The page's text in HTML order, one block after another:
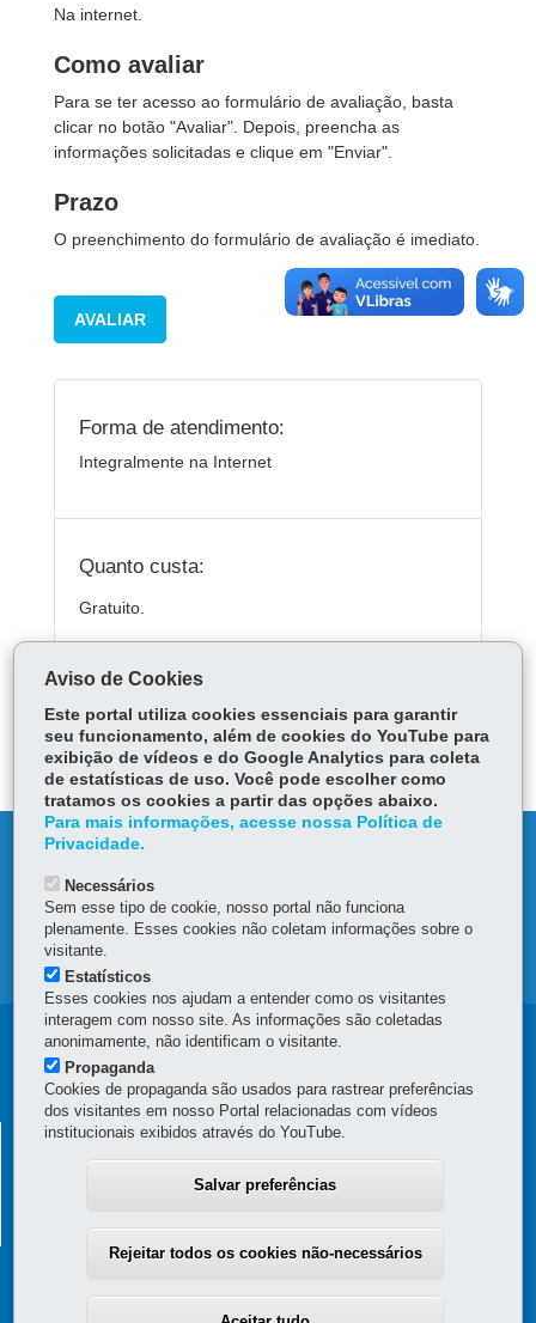
Na internet.
Como avaliar
Para se ter acesso ao formulário de avaliação, basta
clicar no botão "Avaliar". Depois, preencha as
informações solicitadas e clique em "Enviar".
Prazo
O preenchimento do formulário de avaliação é imediato.
AVALIAR
Forma de atendimento:
Integralmente na Internet
Quanto custa:
Gratuito.
ÓRGÃO RESPONSÁVEL
DEIXE SUA OPINIÃO
MAPA DO SITE
DENUNCIE CORRUPÇÃO
OUVIDORIA
Navegação
principal
SECRETARIA DA FAZENDA
MAPA
Aviso de Cookies
Este portal utiliza cookies essenciais para garantir
seu funcionamento, além de cookies do YouTube para
exibição de vídeos e do Google Analytics para coleta
de estatísticas de uso. Você pode escolher como
tratamos os cookies a partir das opções abaixo.
Para mais informações, acesse nossa Política de
Privacidade.
Necessários
Sem esse tipo de cookie, nosso portal não funciona
plenamente. Esses cookies não coletam informações sobre o
visitante.
Estatísticos
Esses cookies nos ajudam a entender como os visitantes
interagem com nosso site. As informações são coletadas
anonimamente, não identificam o visitante.
Propaganda
Cookies de propaganda são usados para rastrear preferências
dos visitantes em nosso Portal relacionadas com vídeos
institucionais exibidos através do YouTube.
Salvar preferências
Rejeitar todos os cookies não-necessários